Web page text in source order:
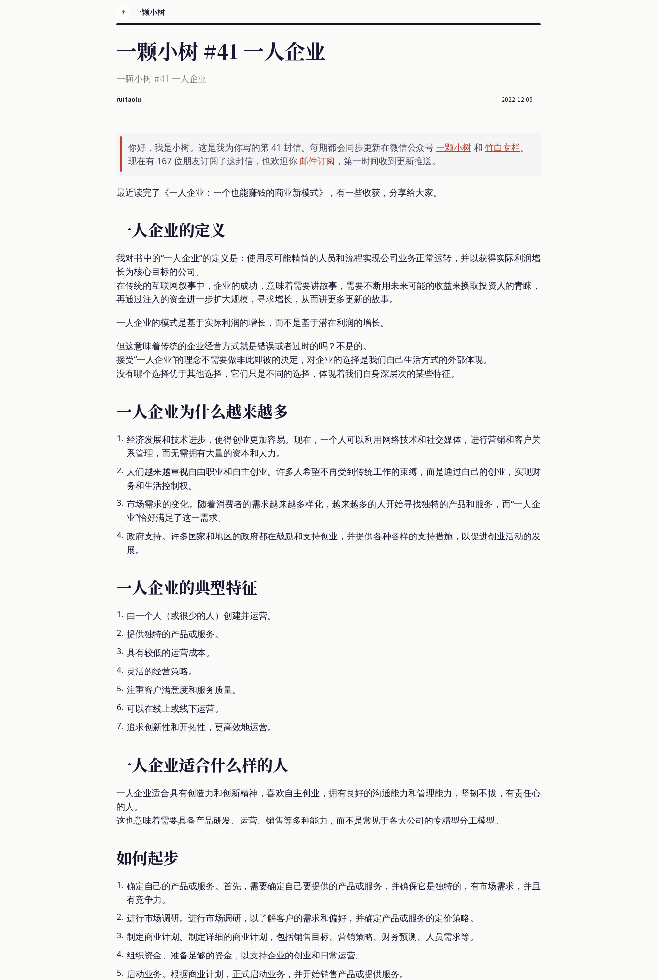
一颗小树
一颗小树 #41 一人企业
一颗小树 #41 一人企业
ruitaolu 2022-12-05
你好，我是小树。这是我为你写的第 41 封信。每期都会同步更新在微信公众号 一颗小树和 竹白专栏。
现在有 167 位朋友订阅了这封信，也欢迎你 邮件订阅 ，第一时间收到更新推送。
最近读完了《一人企业：一个也能赚钱的商业新模式》，有一些收获，分享给大家。
一人企业的定义
我对书中的“一人企业”的定义是：使用尽可能精简的人员和流程实现公司业务正常运转，并以获得实际利润增
长为核心目标的公司。
在传统的互联网叙事中，企业的成功，意味着需要讲故事，需要不断用未来可能的收益来换取投资人的青睐，
再通过注入的资金进一步扩大规模，寻求增长，从而讲更多更新的故事。
一人企业的模式是基于实际利润的增长，而不是基于潜在利润的增长。
但这意味着传统的企业经营方式就是错误或者过时的吗？不是的。
接受“一人企业”的理念不需要做非此即彼的决定，对企业的选择是我们自己生活方式的外部体现。
没有哪个选择优于其他选择，它们只是不同的选择，体现着我们自身深层次的某些特征。
一人企业为什么越来越多
经济发展和技术进步，使得创业更加容易。现在，一个人可以利用网络技术和社交媒体，进行营销和客户关
系管理，而无需拥有大量的资本和人力。
人们越来越重视自由职业和自主创业。许多人希望不再受到传统工作的束缚，而是通过自己的创业，实现财
务和生活控制权。
市场需求的变化。随着消费者的需求越来越多样化，越来越多的人开始寻找独特的产品和服务，而“一人企
业”恰好满足了这一需求。
政府支持。许多国家和地区的政府都在鼓励和支持创业，并提供各种各样的支持措施，以促进创业活动的发
展。
一人企业的典型特征
由一个人（或很少的人）创建并运营。
提供独特的产品或服务。
具有较低的运营成本。
灵活的经营策略。
注重客户满意度和服务质量。
可以在线上或线下运营。
追求创新性和开拓性，更高效地运营。
一人企业适合什么样的人
一人企业适合具有创造力和创新精神，喜欢自主创业，拥有良好的沟通能力和管理能力，坚韧不拔，有责任心
的人。
这也意味着需要具备产品研发、运营、销售等多种能力，而不是常见于各大公司的专精型分工模型。
如何起步
确定自己的产品或服务。首先，需要确定自己要提供的产品或服务，并确保它是独特的，有市场需求，并且
有竞争力。
进行市场调研。进行市场调研，以了解客户的需求和偏好，并确定产品或服务的定价策略。
制定商业计划。制定详细的商业计划，包括销售目标、营销策略、财务预测、人员需求等。
组织资金。准备足够的资金，以支持企业的创业和日常运营。
启动业务。根据商业计划，正式启动业务，并开始销售产品或提供服务。